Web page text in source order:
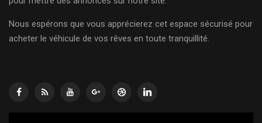
Nous espérons que vous apprécierez cet espace sécurisé pour
acheter le véhicule de vos rêves en toute tranquillité.